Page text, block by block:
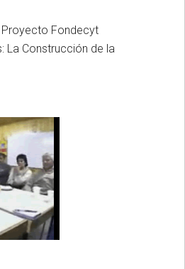
Fondecyt
La Construcción de la